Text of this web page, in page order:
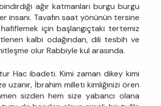
ağır katmanları burgu burgu
insanı. Tavafın saat yönünün tersine
hafiflemek için başlangıçtaki tertemiz
kalbi odağından, dili tesbih ve
olur Rabbiyle kul arasında.
Hac ibadeti. Kimi zaman dikey kimi
uzanır, İbrahim milleti kimliğinizi ören
sizden hem size yabancı olana